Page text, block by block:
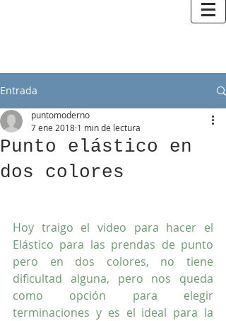
Entrada
Punto elástico en
dos colores
puntomoderno
7 ene 2018 1 min de lectura
Hoy traigo el video para hacer el
Elástico para las prendas de punto
pero en dos colores, no tiene
dificultad alguna, pero nos queda
como opción para elegir
terminaciones y es el ideal para la